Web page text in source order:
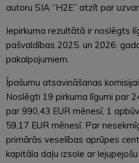
autoru SIA “H2E” atzīt par
Iepirkuma rezultātā ir noslēgts
pašvaldības 2025. un 2026.
pakalpojumiem.
Īpašumu atsavināšanas
Noslēgti 19 pirkuma līgumi par
par 990,43 EUR mēnesī, 1
59,17 EUR mēnesī. Par
primārās veselības aprūpes
kapitāla daļu izsole ar lejupejošu